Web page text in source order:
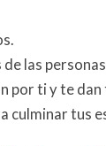
las
por ti y te dan
culminar tus